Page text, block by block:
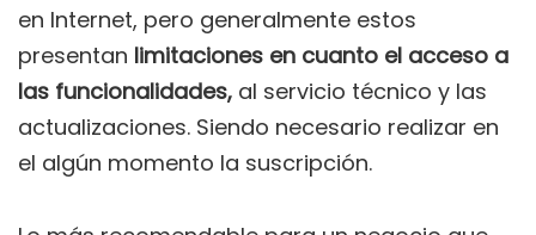
en Internet, pero generalmente estos
presentan limitaciones en cuanto el acceso a
las funcionalidades, al servicio técnico y las
actualizaciones. Siendo necesario realizar en
el algún momento la suscripción.